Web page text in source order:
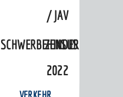
/ JAV
ZENSUS
2022